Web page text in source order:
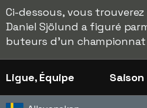
Ci-dessous, vous
Daniel Sjölund a figuré
buteurs d'un
Ligue, Équipe Saison